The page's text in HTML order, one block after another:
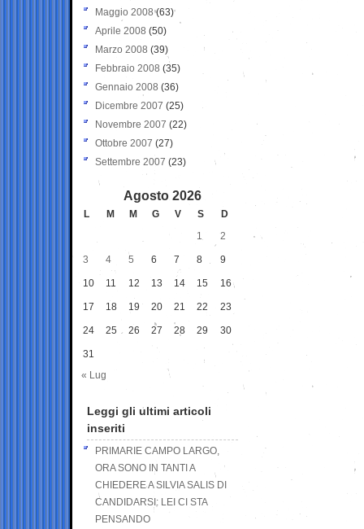
Maggio 2008(63)
Aprile 2008 (50)
Marzo 2008 (39)
Febbraio 2008 (35)
Gennaio 2008 (36)
Dicembre 2007 (25)
Novembre 2007 (22)
Ottobre 2007 (27)
Settembre 2007 (23)
Agosto 2026
L M M G V S
D
1
2
3 4 5 6 7 8 9
10 11 12 13 14 15 16
17 18 19 20 21 22 23
24 25 26 27 28 29 30
31
« Lug
Leggi gli ultimi articoli
inseriti
PRIMARIE CAMPO LARGO,
ORA SONO IN TANTI A
CHIEDERE A SILVIA SALIS DI
CANDIDARSI: LEI CI STA
PENSANDO